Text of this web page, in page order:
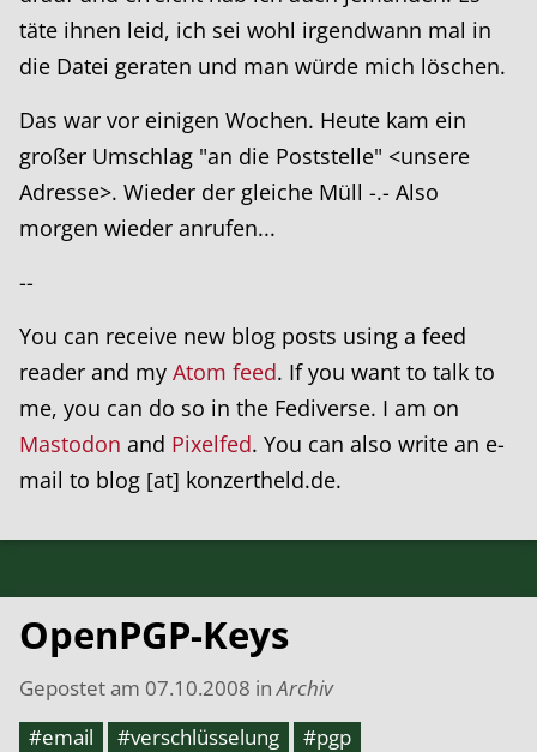
täte ihnen leid, ich sei wohl irgendwann mal in
die Datei geraten und man würde mich löschen.
Das war vor einigen Wochen. Heute kam ein
großer Umschlag "an die Poststelle" <unsere
Adresse>. Wieder der gleiche Müll -.- Also
morgen wieder anrufen...
--
You can receive new blog posts using a feed
reader and my Atom feed. If you want to talk to
me, you can do so in the Fediverse. I am on
Mastodon and Pixelfed. You can also write an e-
mail to blog [at] konzertheld.de.
OpenPGP-Keys
Gepostet am 07.10.2008 in Archiv
#email
#verschlüsselung
#pgp